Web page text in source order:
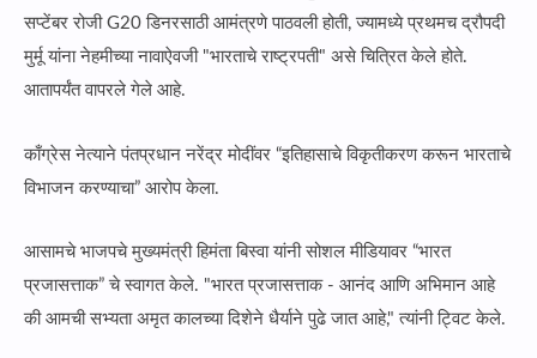
सप्टेंबर रोजी G20 डिनरसाठी आमंत्रणे पाठवली होती, ज्यामध्ये प्रथमच द्रौपदी
मुर्मू यांना नेहमीच्या नावाऐवजी "भारताचे राष्ट्रपती" असे चित्रित केले होते.
आतापर्यंत वापरले गेले आहे.
काँग्रेस नेत्याने पंतप्रधान नरेंद्र मोदींवर “इतिहासाचे विकृतीकरण करून भारताचे
विभाजन करण्याचा” आरोप केला.
आसामचे भाजपचे मुख्यमंत्री हिमंता बिस्वा यांनी सोशल मीडियावर “भारत
प्रजासत्ताक” चे स्वागत केले. "भारत प्रजासत्ताक - आनंद आणि अभिमान आहे
की आमची सभ्यता अमृत कालच्या दिशेने धैर्याने पुढे जात आहे," त्यांनी ट्विट केले.